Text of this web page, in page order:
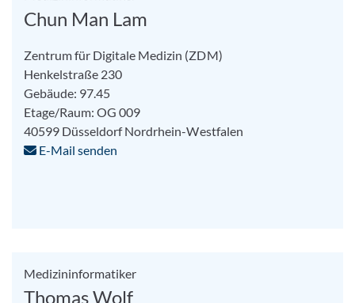
Chun Man Lam
Zentrum für Digitale Medizin (ZDM)
Henkelstraße 230
Gebäude: 97.45
Etage/Raum: OG 009
40599 DüsseldorfNordrhein-Westfalen
E-Mail senden
Medizininformatiker
Thomas Wolf